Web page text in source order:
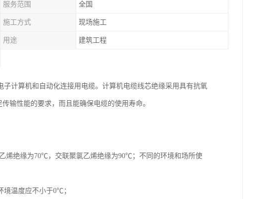
服务范围 全国
施工方式 现场施工
用途 建筑工程
计算机和自动化连接用电缆。计算机电缆线芯绝缘采用具有抗氧
输性能的要求，而且能确保电缆的使用寿命。
烯绝缘为70℃，交联聚氯乙烯绝缘为90℃；不同的环境和场所使
温度应不小于0℃；